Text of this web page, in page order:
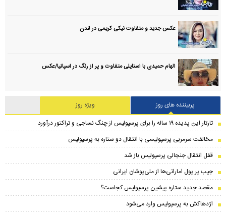
عکس جدید و متفاوت نیکی کریمی در لندن
الهام حمیدی با استایلی متفاوت و پر از رنگ در اسپانیا/عکس
پربیننده های روز
ویژه روز
تارتار این پدیده ۱۹ ساله را برای پرسپولیس از چنگ نساجی و تراکتور درآورد
مخالفت سرمربی پرسپولیسی با انتقال دو ستاره به پرسپولیس
قفل انتقال جنجالی پرسپولیس باز شد
جیب پر پول اماراتی‌ها از ملی‌پوشان ایرانی
مقصد جدید ستاره پیشین پرسپولیس کجاست؟
اژدهاکش به پرسپولیس وارد می‌شود